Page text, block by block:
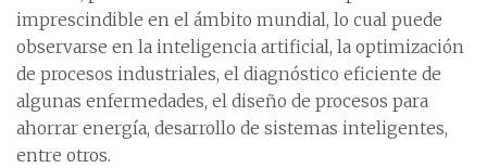
imprescindible en el ámbito mundial, lo cual puede
observarse en la inteligencia artificial, la optimización
de procesos industriales, el diagnóstico eficiente de
algunas enfermedades, el diseño de procesos para
ahorrar energía, desarrollo de sistemas inteligentes,
entre otros.